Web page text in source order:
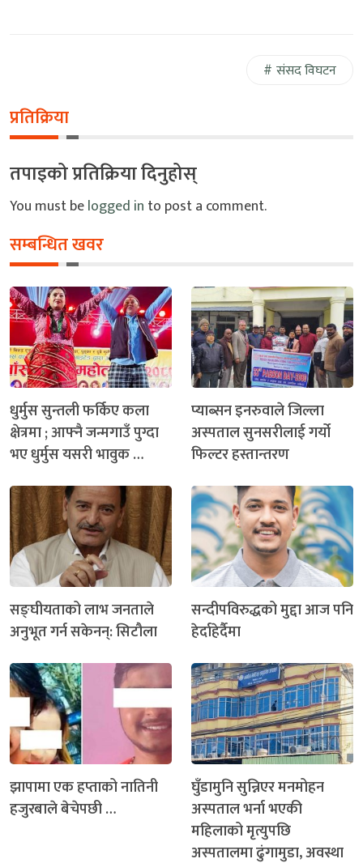
संसद विघटन
प्रतिक्रिया
तपाइको प्रतिक्रिया दिनुहोस्
You must belogged in to post a comment.
सम्बन्धित खवर
धुर्मुस सुन्तली फर्किए कला
क्षेत्रमा ; आफ्नै जन्मगाउँ पुग्दा
भए धुर्मुस यसरी भावुक …
प्याब्सन इनरुवाले जिल्ला
अस्पताल सुनसरीलाई गर्यो
फिल्टर हस्तान्तरण
सङ्घीयताको लाभ जनताले
अनुभूत गर्न सकेनन्: सिटौला
सन्दीपविरुद्धको मुद्दा आज पनि
हेर्दाहेर्दैमा
झापामा एक हप्ताको नातिनी
हजुरबाले बेचेपछी …
घुँडामुनि सुन्निएर मनमोहन
अस्पताल भर्ना भएकी
महिलाको मृत्युपछि
अस्पतालमा ढुंगामुडा, अवस्था